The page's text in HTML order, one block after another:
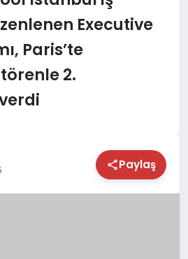
Executive
Paris’te
2.
Paylaş